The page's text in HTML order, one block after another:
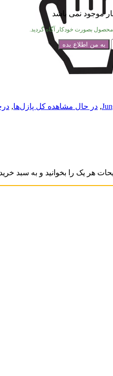
موجود نمی باشد
محصول بصورت خودکار آگاه گردید.
, در حال مشاهده کل پازل‌ها,
هر یک را بخوانید و به سبد